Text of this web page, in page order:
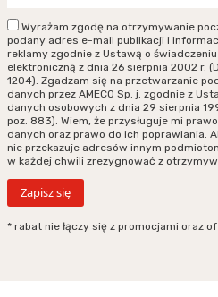
Wyrażam zgodę na otrzymywanie
podany adres e-mail publikacji i
reklamy zgodnie z Ustawą o
elektroniczną z dnia 26 sierpnia 2002 r.
1204). Zgadzam się na przetwarzanie
danych przez AMECO Sp. j. zgodnie z
danych osobowych z dnia 29 sierpnia
poz. 883). Wiem, że przysługuje mi
danych oraz prawo do ich poprawiania.
nie przekazuje adresów innym
w każdej chwili zrezygnować z
* rabat nie łączy się z promocjami oraz